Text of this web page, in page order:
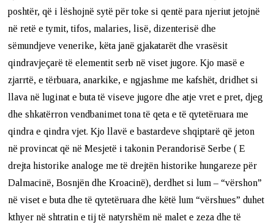
poshtër, që i lëshojnë sytë për toke si qentë para njeriut jetojnë
në retë e tymit, tifos, malaries, lisë, dizenterisë dhe
sëmundjeve venerike, këta janë gjakatarët dhe vrasësit
qindravjeçarë të elementit serb në viset jugore. Kjo masë e
zjarrtë, e tërbuara, anarkike, e ngjashme me kafshët, dridhet si
llava në luginat e buta të viseve jugore dhe atje vret e pret, djeg
dhe shkatërron vendbanimet tona të qeta e të qytetëruara me
qindra e qindra vjet. Kjo llavë e bastardeve shqiptarë që jeton
në provincat që në Mesjetë i takonin Perandorisë Serbe ( E
drejta historike analoge me të drejtën historike hungareze për
Dalmacinë, Bosnjën dhe Kroacinë), derdhet si lum – “vërshon”
në viset e buta dhe të qytetëruara dhe këtë lum “vërshues” duhet
kthyer në shtratin e tij të natyrshëm në malet e zeza dhe të